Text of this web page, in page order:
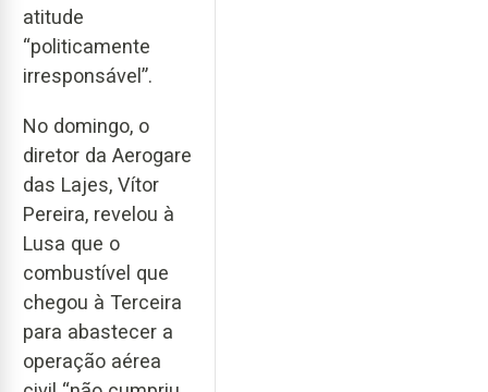
atitude
“politicamente
irresponsável”.
No domingo, o
diretor da Aerogare
das Lajes, Vítor
Pereira, revelou à
Lusa que o
combustível que
chegou à Terceira
para abastecer a
operação aérea